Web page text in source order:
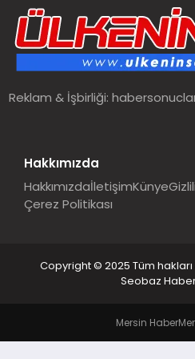
SPOR
MALATYA HABERLERI
Reklam & İşbirliği:
Hakkımızda
HakkımızdaİletişimKünye
Çerez Politikası
Copyright © 2025 Tüm hakları
Seobaz
Mersin Haber